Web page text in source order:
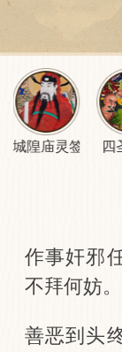
城隍庙灵签 四
作事奸邪
不拜何妨。
善恶到头